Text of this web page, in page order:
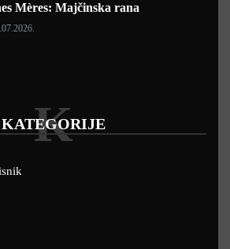
Mères: Majčinska rana
KATEGORIJE
K